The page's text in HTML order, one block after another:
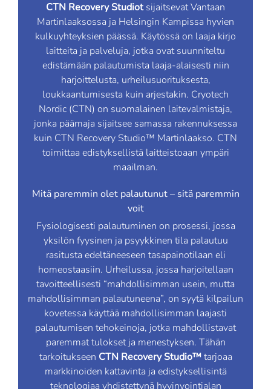
CTN Recovery Studiotsijaitsevat Vantaan
Martinlaaksossa ja Helsingin Kampissa hyvien
kulkuyhteyksien päässä. Käytössä on laaja kirjo
laitteita ja palveluja, jotka ovat suunniteltu
edistämään palautumista laaja-alaisesti niin
harjoittelusta, urheilusuorituksesta,
loukkaantumisesta kuin arjestakin. Cryotech
Nordic (CTN) on suomalainen laitevalmistaja,
jonka päämaja sijaitsee samassa rakennuksessa
kuin CTN Recovery Studio™ Martinlaakso. CTN
toimittaa edistyksellistä laitteistoaan ympäri
maailman.
Mitä paremmin olet palautunut – sitä paremmin
voit
Fysiologisesti palautuminen on prosessi, jossa
yksilön fyysinen ja psyykkinen tila palautuu
rasitusta edeltäneeseen tasapainotilaan eli
homeostaasiin. Urheilussa, jossa harjoitellaan
tavoitteellisesti “mahdollisimman usein, mutta
mahdollisimman palautuneena”, on syytä kilpailun
kovetessa käyttää mahdollisimman laajasti
palautumisen tehokeinoja, jotka mahdollistavat
paremmat tulokset ja menestyksen. Tähän
tarkoitukseen CTN Recovery Studio™tarjoaa
markkinoiden kattavinta ja edistyksellisintä
teknologiaa yhdistettynä hyvinvointialan